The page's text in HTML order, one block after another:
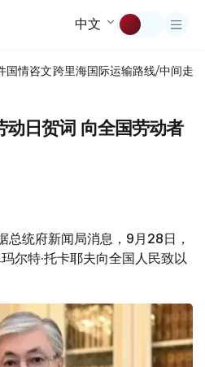
中文
国情咨文跨里海国际运输路线/中间走廊
日贺词 向全国劳动者
总统府新闻局消息，9月28日，
尔特·托卡耶夫向全国人民致以